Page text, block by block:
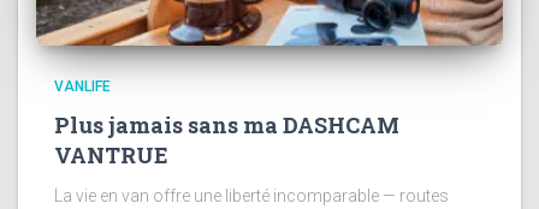
VANLIFE
Plus jamais sans ma DASHCAM
VANTRUE
La vie en van offre une liberté incomparable — routes